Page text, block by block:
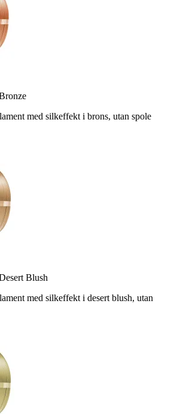
med silkeffekt i brons, utan spole
Blush
med silkeffekt i desert blush, utan